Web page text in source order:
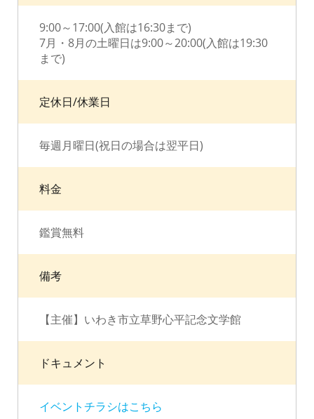
9:00～17:00(入館は16:30まで)
7月・8月の土曜日は9:00～20:00(入館は19:30
まで)
定休日/休業日
毎週月曜日(祝日の場合は翌平日)
料金
鑑賞無料
備考
【主催】いわき市立草野心平記念文学館
ドキュメント
イベントチラシはこちら